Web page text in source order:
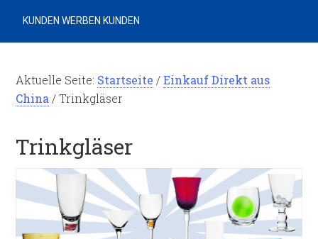
KUNDEN WERBEN KUNDEN
Aktuelle Seite: Startseite / Einkauf Direkt aus
China / Trinkgläser
Trinkgläser